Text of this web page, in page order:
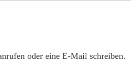
oder eine E-Mail schreiben.